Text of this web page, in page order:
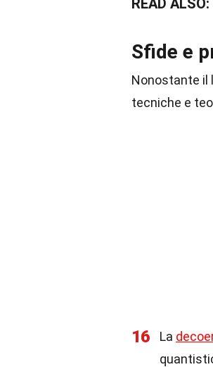
READ ALSO:
Sfide e
Nonostante il
tecniche e
16 La